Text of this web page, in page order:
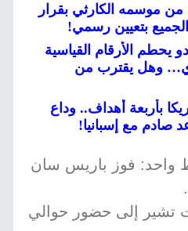
من موسمه الكارثي بقرار
بتعيين رسمي!
يحطم الأرقام القياسية
وهل يقترب من
بأربعة أهداف.. وداع
صادم مع إسبانيا!
واحد: فوز باريس سان
تشير إلى حضور حوالي